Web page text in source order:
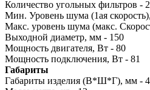
Количество угольных фильтров - 2
Мин. Уровень шума (1ая
Макс. уровень шума (макс.
Выходной диаметр, мм - 150
Мощность двигателя, Вт - 80
Мощность подключения, Вт - 81
Габариты
Габариты изделия (В*Ш*Г), мм -